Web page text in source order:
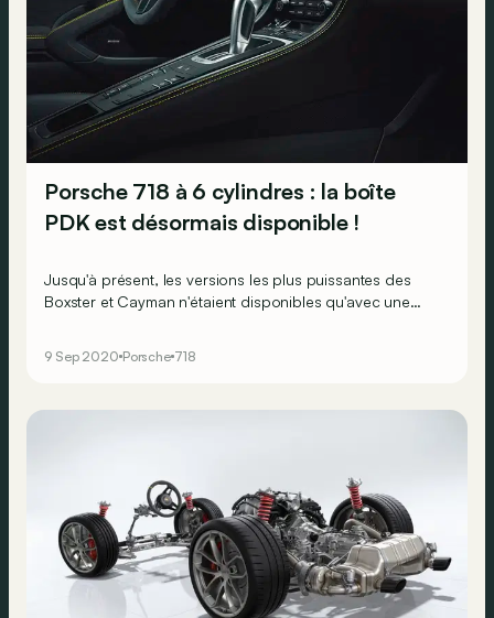
Porsche 718 à 6 cylindres : la boîte
PDK est désormais disponible !
Jusqu'à présent, les versions les plus puissantes des
Boxster et Cayman n'étaient disponibles qu'avec une
9 Sep 2020 Porsche 718